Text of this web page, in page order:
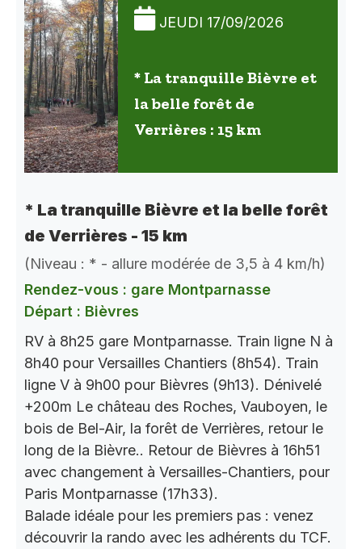
JEUDI 17/09/2026
* La tranquille Bièvre et
la belle forêt de
Verrières : 15 km
* La tranquille Bièvre et la belle forêt
de Verrières - 15 km
(Niveau : * - allure modérée de 3,5 à 4 km/h)
Rendez-vous : gare Montparnasse
Départ : Bièvres
RV à 8h25 gare Montparnasse. Train ligne N à
8h40 pour Versailles Chantiers (8h54). Train
ligne V à 9h00 pour Bièvres (9h13). Dénivelé
+200m Le château des Roches, Vauboyen, le
bois de Bel-Air, la forêt de Verrières, retour le
long de la Bièvre.. Retour de Bièvres à 16h51
avec changement à Versailles-Chantiers, pour
Paris Montparnasse (17h33).
Balade idéale pour les premiers pas : venez
découvrir la rando avec les adhérents du TCF.